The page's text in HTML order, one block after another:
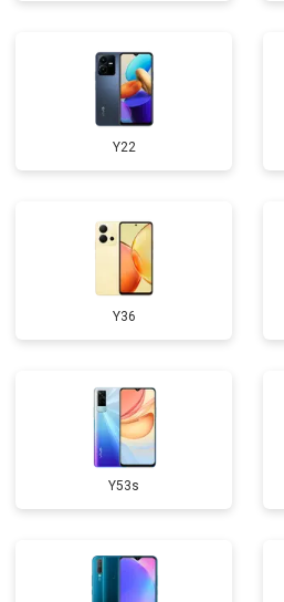
Y22
Y36
Y53s